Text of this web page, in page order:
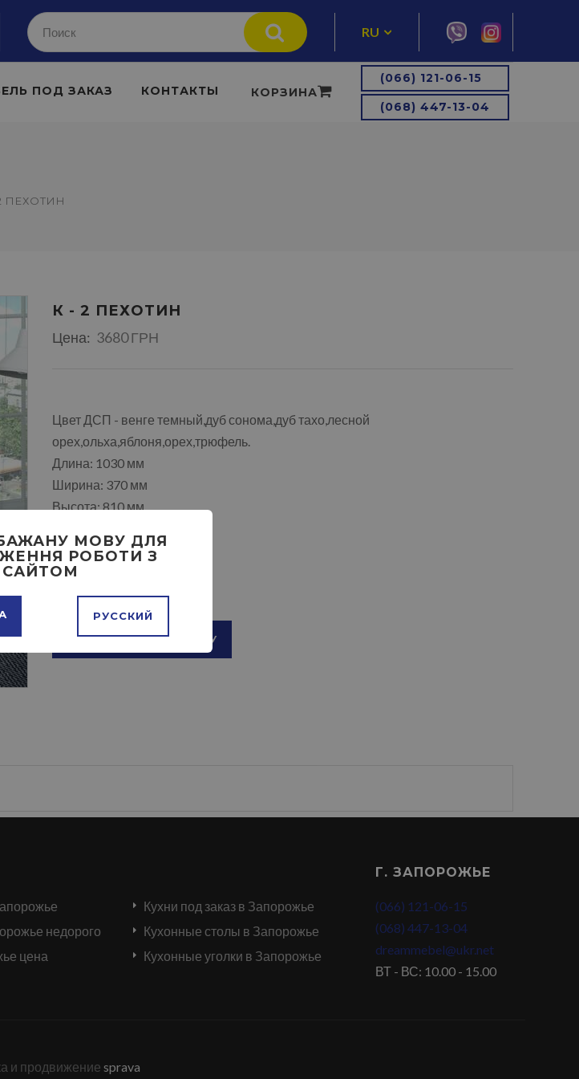
RU
ПОД ЗАКАЗ КОНТАКТЫ
(066) 121-06-15
(068) 447-13-04
КОРЗИНА
ПЕХОТИН
К - 2 ПЕХОТИН
Цена: 3680 ГРН
Цвет ДСП - венге темный,дуб сонома,дуб тахо,лесной
орех,ольха,яблоня,орех,трюфель.
Длина: 1030 мм
Ширина: 370 мм
Высота: 810 мм
ДОБАВИТЬ В КОРЗИНУ
недорого
цена
Кухни под заказ в Запорожье
Кухонные столы в Запорожье
Кухонные уголки в Запорожье
Г. ЗАПОРОЖЬЕ
(066) 121-06-15
(068) 447-13-04
dreammebel@ukr.net
ВТ - ВС: 10.00 - 15.00
и продвижение sprava
МОВУ ДЛЯ
РОБОТИ З
САЙТОМ
РУССКИЙ